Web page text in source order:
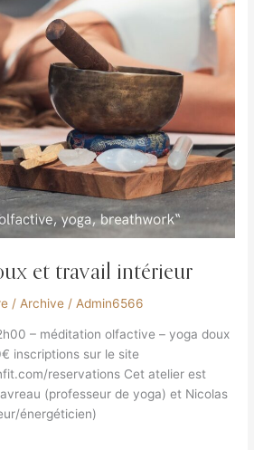
et travail intérieur
/ Archive / Admin6566
– méditation olfactive – yoga doux
inscriptions sur le site
reservations Cet atelier est
(professeur de yoga) et Nicolas
énergéticien)